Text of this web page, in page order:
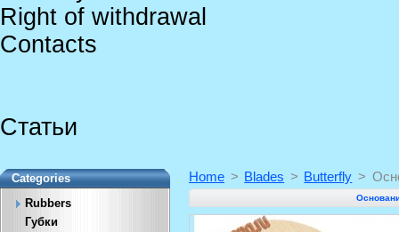
Right of withdrawal
Contacts
Статьи
Categories
Rubbers
Губки
Home > Blades > Butterfly >